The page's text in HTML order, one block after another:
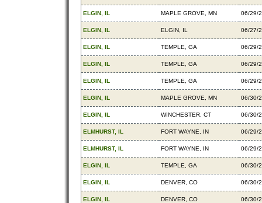
ELGIN, IL MAPLE GROVE, MN 06/29/
ELGIN, IL ELGIN, IL 06/27/
ELGIN, IL TEMPLE, GA 06/29/
ELGIN, IL TEMPLE, GA 06/29/
ELGIN, IL TEMPLE, GA 06/29/
ELGIN, IL MAPLE GROVE, MN 06/30/
ELGIN, IL WINCHESTER, CT 06/30/
ELMHURST, IL FORT WAYNE, IN 06/29/
ELMHURST, IL FORT WAYNE, IN 06/29/
ELGIN, IL TEMPLE, GA 06/30/
ELGIN, IL DENVER, CO 06/30/
ELGIN, IL DENVER, CO 06/30/